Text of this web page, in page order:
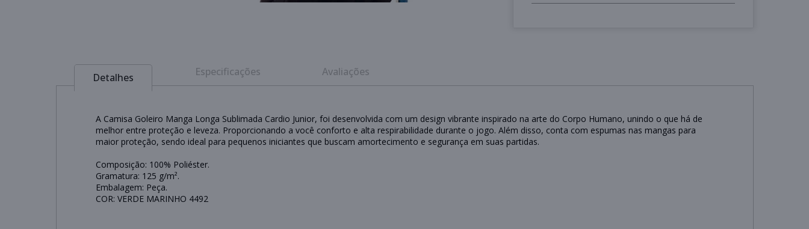
Detalhes Especificações Avaliações
A Camisa Goleiro Manga Longa Sublimada Cardio Junior, foi desenvolvida com um design vibrante inspirado na arte do Corpo Humano, unindo o que há de
melhor entre proteção e leveza. Proporcionando a você conforto e alta respirabilidade durante o jogo. Além disso, conta com espumas nas mangas para
maior proteção, sendo ideal para pequenos iniciantes que buscam amortecimento e segurança em suas partidas.
Composição: 100% Poliéster.
Gramatura: 125 g/m².
Embalagem: Peça.
COR: VERDE MARINHO 4492